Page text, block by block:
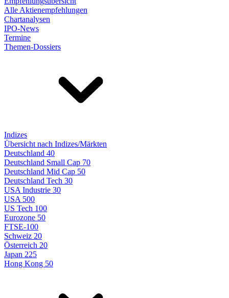
Alle Aktienempfehlungen
Chartanalysen
IPO-News
Termine
Themen-Dossiers
Indizes
Übersicht nach Indizes/Märkten
Deutschland 40
Deutschland Small Cap 70
Deutschland Mid Cap 50
Deutschland Tech 30
USA Industrie 30
USA 500
US Tech 100
Eurozone 50
FTSE-100
Schweiz 20
Österreich 20
Japan 225
Hong Kong 50